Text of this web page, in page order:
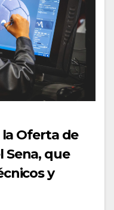
Oferta de
Sena, que
y